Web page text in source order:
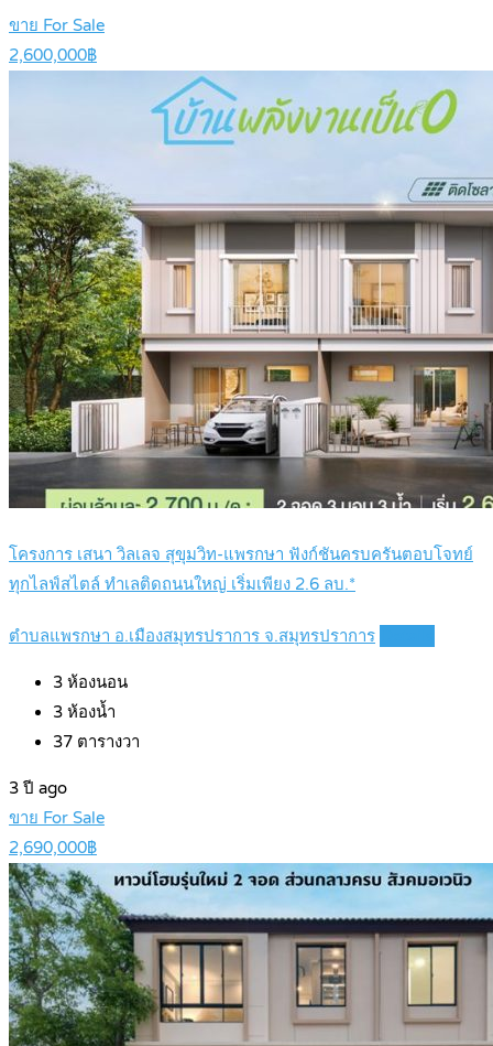
ขาย For Sale
2,600,000฿
โครงการ เสนา วิลเลจ สุขุมวิท-แพรกษา ฟังก์ชันครบครันตอบโจทย์
ทุกไลฟ์สไตล์ ทำเลติดถนนใหญ่ เริ่มเพียง 2.6 ลบ.*
ตำบลแพรกษา อ.เมืองสมุทรปราการ จ.สมุทรปราการ
3 ห้องนอน
3 ห้องน้ำ
37 ตารางวา
3 ปี ago
ขาย For Sale
2,690,000฿